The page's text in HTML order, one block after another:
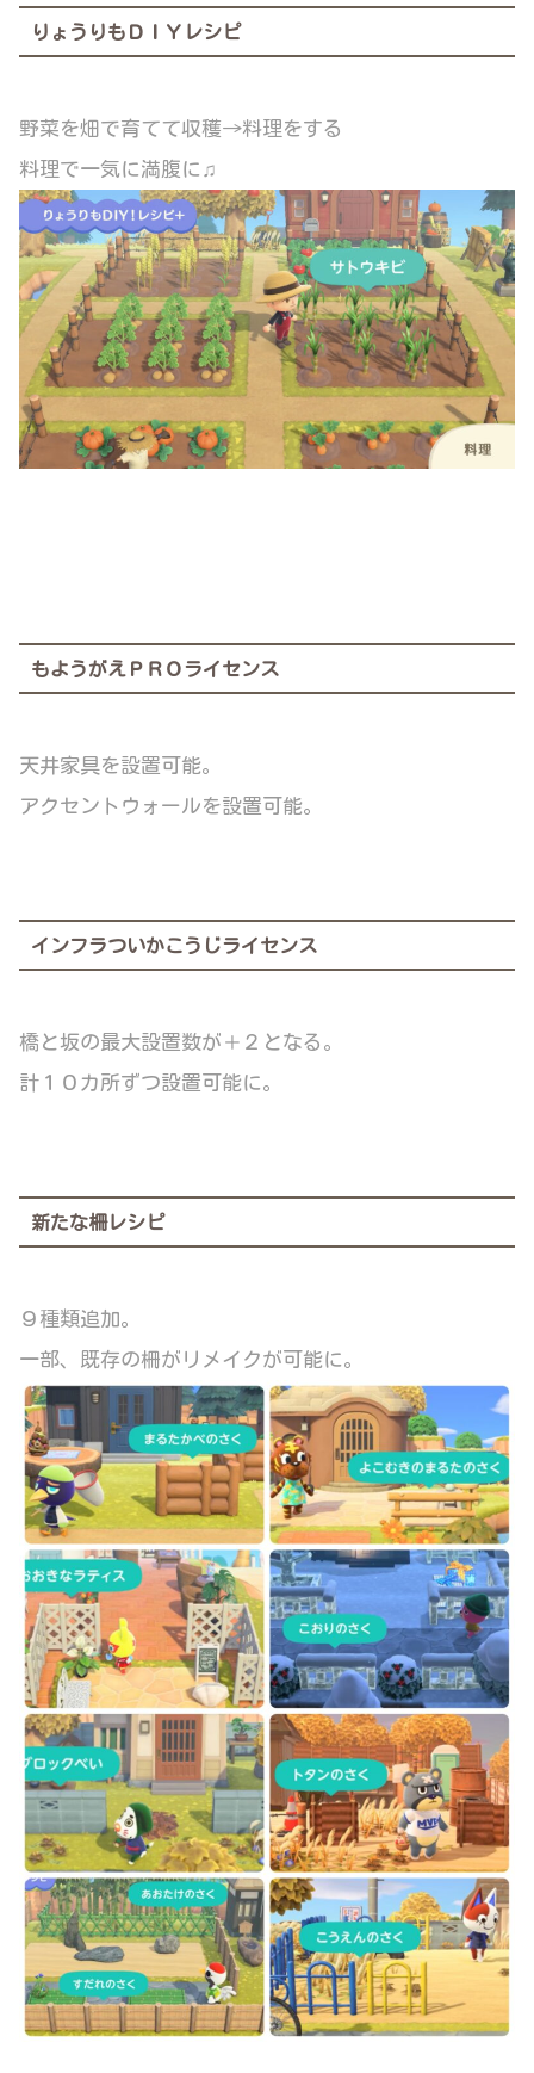
りょうりもＤＩＹレシピ
野菜を畑で育てて収穫→料理をする
料理で一気に満腹に♫
もようがえＰＲＯライセンス
天井家具を設置可能。
アクセントウォールを設置可能。
インフラついかこうじライセンス
橋と坂の最大設置数が＋２となる。
計１０カ所ずつ設置可能に。
新たな柵レシピ
９種類追加。
一部、既存の柵がリメイクが可能に。